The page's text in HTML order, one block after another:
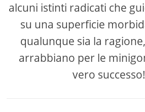
alcuni istinti radicati che
su una superficie
qualunque sia la
arrabbiano per le
vero